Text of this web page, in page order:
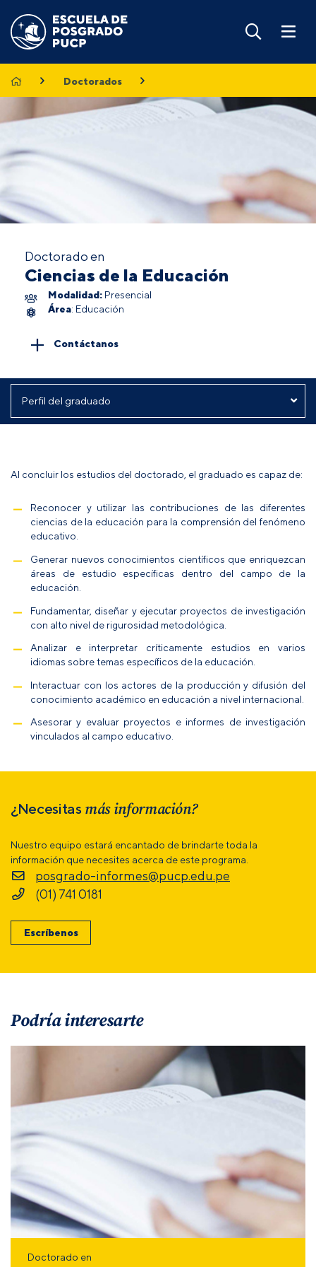
Doctorados
Doctorado en
Ciencias de la Educación
Modalidad: Presencial
Área: Educación
Contáctanos
Al concluir los estudios del doctorado, el graduado es capaz de:
Reconocer y utilizar las contribuciones de las diferentes
ciencias de la educación para la comprensión del fenómeno
educativo.
Generar nuevos conocimientos científicos que enriquezcan
áreas de estudio específicas dentro del campo de la
educación.
Fundamentar, diseñar y ejecutar proyectos de investigación
con alto nivel de rigurosidad metodológica.
Analizar e interpretar críticamente estudios en varios
idiomas sobre temas específicos de la educación.
Interactuar con los actores de la producción y difusión del
conocimiento académico en educación a nivel internacional.
Asesorar y evaluar proyectos e informes de investigación
vinculados al campo educativo.
¿Necesitas más información?
Nuestro equipo estará encantado de brindarte toda la
información que necesites acerca de este programa.
posgrado-informes@pucp.edu.pe
(01) 741 0181
Escríbenos
Podría interesarte
Doctorado en